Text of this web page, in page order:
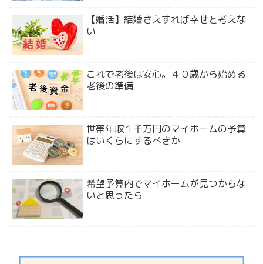
【婚活】結婚さえすれば幸せと考えな
い
これで老後は安心。４０歳から始める
老後の準備
世帯年収１千万円のマイホームの予算
はいくらにするべきか
希望予算内でマイホームが見つからな
いと思ったら